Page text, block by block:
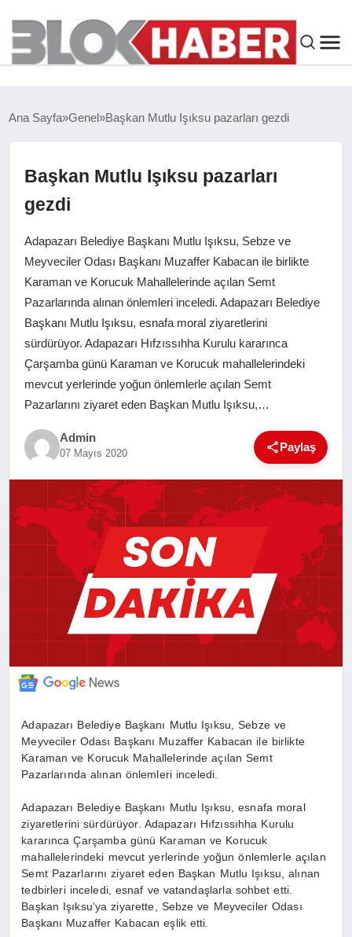
ASAYIŞ
SPOR
EKONOMI
SAĞLIK
YAŞAM
SANAT
Ana Sayfa Genel Başkan Mutlu Işıksu pazarları gezdi
Başkan Mutlu Işıksu pazarları
gezdi
Adapazarı Belediye Başkanı Mutlu Işıksu, Sebze ve
Meyveciler Odası Başkanı Muzaffer Kabacan ile birlikte
Karaman ve Korucuk Mahallelerinde açılan Semt
Pazarlarında alınan önlemleri inceledi. Adapazarı Belediye
Başkanı Mutlu Işıksu, esnafa moral ziyaretlerini
sürdürüyor. Adapazarı Hıfzıssıhha Kurulu kararınca
Çarşamba günü Karaman ve Korucuk mahallelerindeki
mevcut yerlerinde yoğun önlemlerle açılan Semt
Pazarlarını ziyaret eden Başkan Mutlu Işıksu,…
Admin
07 Mayıs 2020 Paylaş
Adapazarı Belediye Başkanı Mutlu Işıksu, Sebze ve
Meyveciler Odası Başkanı Muzaffer Kabacan ile birlikte
Karaman ve Korucuk Mahallelerinde açılan Semt
Pazarlarında alınan önlemleri inceledi.
Adapazarı Belediye Başkanı Mutlu Işıksu, esnafa moral
ziyaretlerini sürdürüyor. Adapazarı Hıfzıssıhha Kurulu
kararınca Çarşamba günü Karaman ve Korucuk
mahallelerindeki mevcut yerlerinde yoğun önlemlerle açılan
Semt Pazarlarını ziyaret eden Başkan Mutlu Işıksu, alınan
tedbirleri inceledi, esnaf ve vatandaşlarla sohbet etti.
Başkan Işıksu’ya ziyarette, Sebze ve Meyveciler Odası
Başkanı Muzaffer Kabacan eşlik etti.